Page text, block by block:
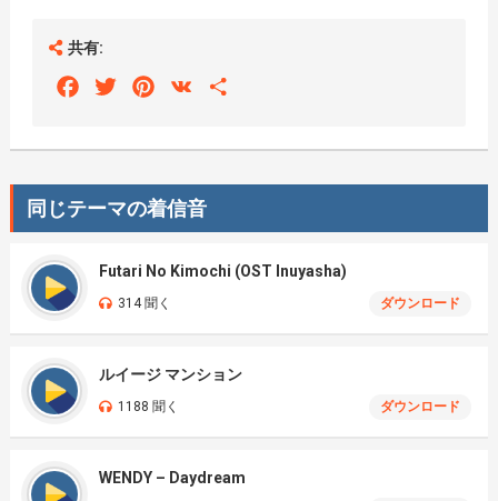
共有:
FacebookTwitterPinterest
VK
同じテーマの着信音
Futari No Kimochi (OST Inuyasha)
314 聞く ダウンロード
ルイージ マンション
1188 聞く ダウンロード
WENDY – Daydream